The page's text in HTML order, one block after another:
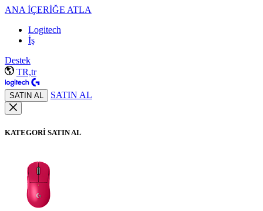
ANA İÇERİĞE ATLA
Logitech
İş
Destek
TR,tr
SATIN AL SATIN AL
KATEGORİ SATIN AL